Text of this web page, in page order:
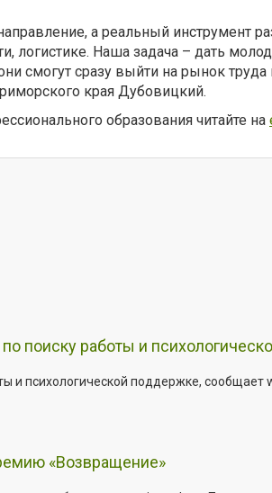
а реальный
Наша задача – дать
смогут сразу выйти на рынок
края Дубовицкий.
образования читайте на
поиску работы и
психологической поддержке, сообщает
«Возвращение»